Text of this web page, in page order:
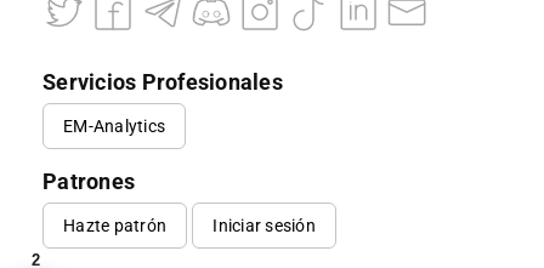
Servicios Profesionales
EM-Analytics
Patrones
Hazte patrón Iniciar sesión
2